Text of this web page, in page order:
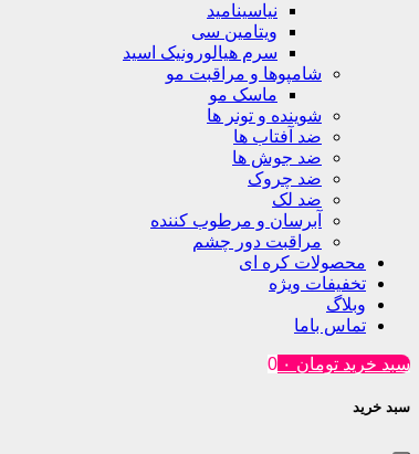
نیاسینامید
ویتامین سی
سرم هیالورونیک اسید
شامپوها و مراقبت مو
ماسک مو
شوینده و تونر ها
ضد آفتاب ها
ضد جوش ها
ضد چروک
ضد لک
آبرسان و مرطوب کننده
مراقبت دور چشم
محصولات کره ای
تخفیفات ویژه
وبلاگ
تماس باما
سبد خرید تومان 0
سبد خرید